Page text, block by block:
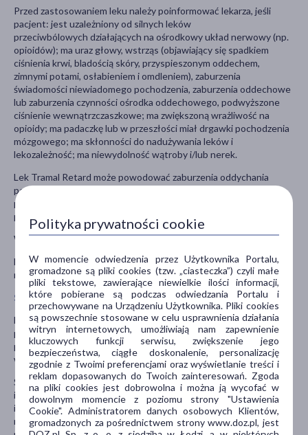
Przed zastosowaniem leku należy poinformować lekarza, jeśli
pacjent: jest uzależniony od silnych leków
przeciwbólowych działających na ośrodkowy układ nerwowy (np.
opioidów); ma uraz głowy, wstrząs (objawiający się spadkiem
ciśnienia krwi, bladością skóry, przyspieszonym oddechem,
zimnymi potami, osłabieniem i omdleniem), zaburzenia
świadomości niewiadomego pochodzenia, zaburzenia oddechowe
lub zaburzenia czynności ośrodka oddechowego, podwyższone
ciśnienie wewnątrzczaszkowe; ma zwiększoną wrażliwość na
opioidy; ma padaczkę lub w przeszłości miał drgawki pochodzenia
mózgowego; ma skłonności do nadużywania leków i
lekozależność; ma niewydolność wątroby i/lub nerek.
Lek Tramal Retard może powodować zaburzenia oddychania
podczas snu, takie jak bezdech senny (przerwy w oddychaniu
podczas snu) i hipoksemię (niski poziom tlenu we krwi). W takim
przypadku należy skontaktować się z lekarzem.
W trakcie stosowania leku nie należy pić alkoholu!
Lek należy przechowywać w miejscu niewidocznym i
niedostępnym dla dzieci.
Stosowanie innych leków
Należy powiedzieć lekarzowi o wszystkich lekach przyjmowanych
przez pacjenta obecnie lub ostatnio, a także o lekach, które
pacjent planuje przyjmować, w tym również o tych, które
wydawane są bez recepty.
Szczególnie ważna jest informacja jeśli pacjent stosuje:
inhibitory MAO (leki, w których substancją czynną są:
izokarboksazyd, iproniazyd, tranylcypromina, klorgilina, selegilina,
moklobemid); leki działające hamująco na ośrodkowy układ
Polityka prywatności cookie
W momencie odwiedzenia przez Użytkownika Portalu,
gromadzone są pliki cookies (tzw. „ciasteczka”) czyli małe
pliki tekstowe, zawierające niewielkie ilości informacji,
które pobierane są podczas odwiedzania Portalu i
przechowywane na Urządzeniu Użytkownika. Pliki cookies
są powszechnie stosowane w celu usprawnienia działania
witryn internetowych, umożliwiają nam zapewnienie
kluczowych funkcji serwisu, zwiększenie jego
bezpieczeństwa, ciągłe doskonalenie, personalizację
zgodnie z Twoimi preferencjami oraz wyświetlanie treści i
reklam dopasowanych do Twoich zainteresowań. Zgoda
na pliki cookies jest dobrowolna i można ją wycofać w
dowolnym momencie z poziomu strony "Ustawienia
Cookie". Administratorem danych osobowych Klientów,
gromadzonych za pośrednictwem strony www.doz.pl, jest